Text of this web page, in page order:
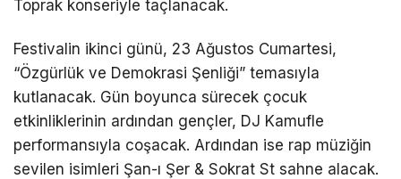
Toprak konseriyle taçlanacak.
Festivalin ikinci günü, 23 Ağustos Cumartesi,
“Özgürlük ve Demokrasi Şenliği” temasıyla
kutlanacak. Gün boyunca sürecek çocuk
etkinliklerinin ardından gençler, DJ Kamufle
performansıyla coşacak. Ardından ise rap müziğin
sevilen isimleri Şan-ı Şer & Sokrat St sahne alacak.